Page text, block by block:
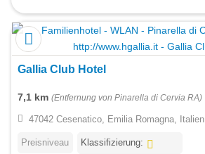
Gallia Club Hotel
7,1 km (Entfernung von Pinarella di Cervia RA)
47042 Cesenatico, Emilia Romagna, Italien
Preisniveau Klassifizierung: